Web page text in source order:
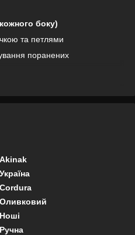
боку)
та петлями
поранених
Akinak
Україна
Cordura
Оливковий
Ноші
Ручна